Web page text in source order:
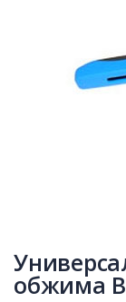
обжима